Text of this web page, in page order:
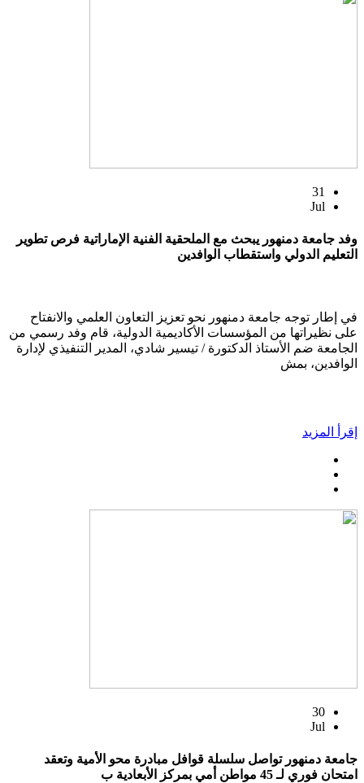
31
Jul
وفد جامعة دمنهور يبحث مع الملحقية الفنية الإماراتية فرص تطوير
التعليم الدولي واستقطاب الوافدين
في إطار توجه جامعة دمنهور نحو تعزيز التعاون العلمي والانفتاح
على نظيراتها من المؤسسات الأكاديمية الدولية، قام وفد رسمي من
الجامعة ضم الأستاذ الدكتورة / تيسير شادي، المدير التنفيذي لإدارة
الوافدين، بمش
إقرأ المزيد
30
Jul
جامعة دمنهور تواصل سلسلة قوافل مبادرة محو الأمية وتعقد
امتحان فوري لـ 45 مواطن أمي بمركز الأبعادية ب